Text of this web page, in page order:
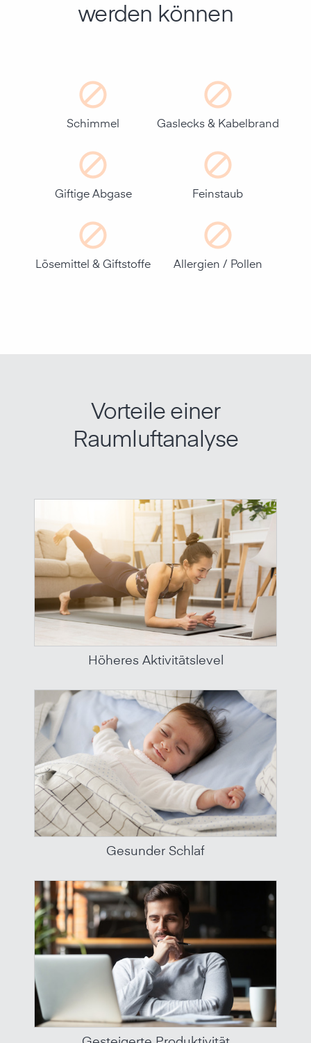
werden können
Schimmel Gaslecks & Kabelbrand
Giftige Abgase Feinstaub
Lösemittel & Giftstoffe Allergien / Pollen
Vorteile einer
Raumluftanalyse
Höheres Aktivitätslevel
Gesunder Schlaf